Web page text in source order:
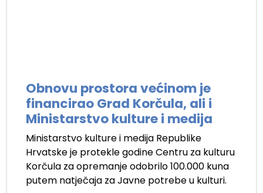
Obnovu prostora većinom je
financirao Grad Korčula, ali i
Ministarstvo kulture i medija
Ministarstvo kulture i medija Republike
Hrvatske je protekle godine Centru za kulturu
Korčula za opremanje odobrilo 100.000 kuna
putem natječaja za Javne potrebe u kulturi.